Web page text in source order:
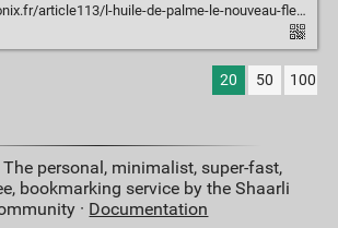
article113/l-huile-de-palme-le-nouveau-fleau
20 50 100
The personal, minimalist, super-fast,
bookmarking service by the Shaarli
· Documentation